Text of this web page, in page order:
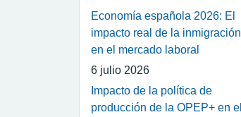
Economía española 2026: El
impacto real de la inmigración
en el mercado laboral
6 julio 2026
Impacto de la política de
producción de la OPEP+ en el